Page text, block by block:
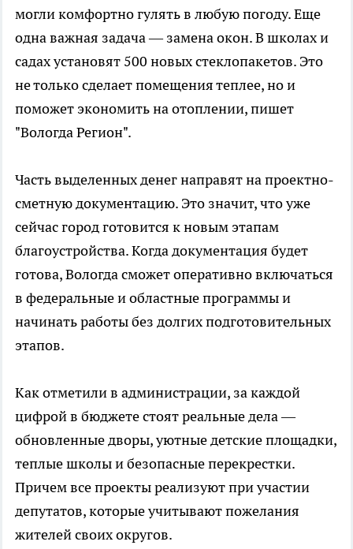
могли комфортно гулять в любую погоду. Еще
одна важная задача — замена окон. В школах и
садах установят 500 новых стеклопакетов. Это
не только сделает помещения теплее, но и
поможет экономить на отоплении, пишет
"Вологда Регион".
Часть выделенных денег направят на проектно-
сметную документацию. Это значит, что уже
сейчас город готовится к новым этапам
благоустройства. Когда документация будет
готова, Вологда сможет оперативно включаться
в федеральные и областные программы и
начинать работы без долгих подготовительных
этапов.
Как отметили в администрации, за каждой
цифрой в бюджете стоят реальные дела —
обновленные дворы, уютные детские площадки,
теплые школы и безопасные перекрестки.
Причем все проекты реализуют при участии
депутатов, которые учитывают пожелания
жителей своих округов.